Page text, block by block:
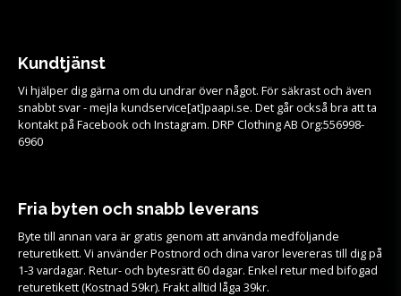
Kundtjänst
Vi hjälper dig gärna om du undrar över något. För säkrast och även
snabbt svar - mejla kundservice[at]paapi.se. Det går också bra att ta
kontakt på Facebook och Instagram. DRP Clothing AB Org:556998-
6960
Fria byten och snabb leverans
Byte till annan vara är gratis genom att använda medföljande
returetikett. Vi använder Postnord och dina varor levereras till dig på
1-3 vardagar. Retur- och bytesrätt 60 dagar. Enkel retur med bifogad
returetikett (Kostnad 59kr). Frakt alltid låga 39kr.